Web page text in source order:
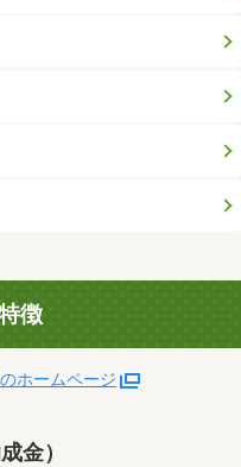
徴
ホームページ
金）